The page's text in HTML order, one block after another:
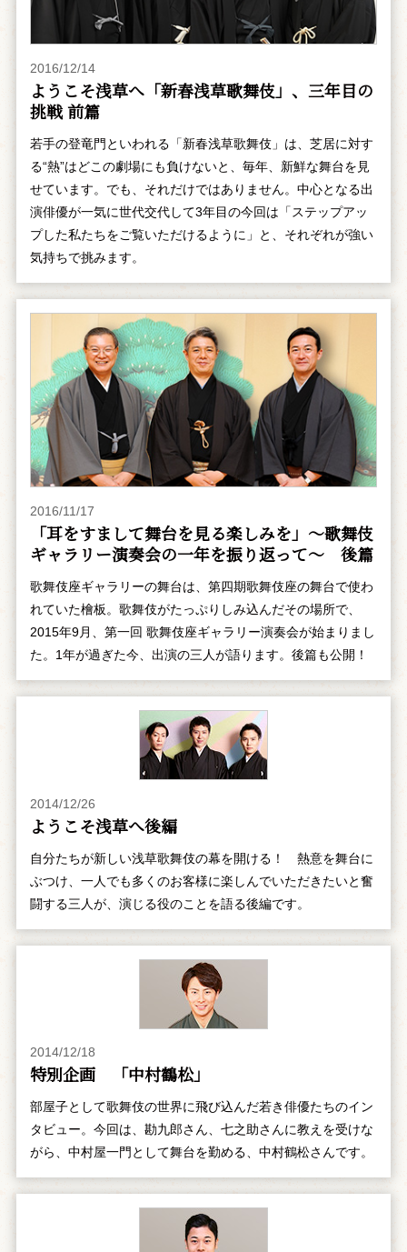
2016/12/14
ようこそ浅草へ「新春浅草歌舞伎」、三年目の
挑戦 前篇
若手の登竜門といわれる「新春浅草歌舞伎」は、芝居に対す
る“熱”はどこの劇場にも負けないと、毎年、新鮮な舞台を見
せています。でも、それだけではありません。中心となる出
演俳優が一気に世代交代して3年目の今回は「ステップアッ
プした私たちをご覧いただけるように」と、それぞれが強い
気持ちで挑みます。
2016/11/17
「耳をすまして舞台を見る楽しみを」～歌舞伎
ギャラリー演奏会の一年を振り返って～ 後篇
歌舞伎座ギャラリーの舞台は、第四期歌舞伎座の舞台で使わ
れていた檜板。歌舞伎がたっぷりしみ込んだその場所で、
2015年9月、第一回 歌舞伎座ギャラリー演奏会が始まりまし
た。1年が過ぎた今、出演の三人が語ります。後篇も公開！
2014/12/26
ようこそ浅草へ――後編
自分たちが新しい浅草歌舞伎の幕を開ける！ 熱意を舞台に
ぶつけ、一人でも多くのお客様に楽しんでいただきたいと奮
闘する三人が、演じる役のことを語る後編です。
2014/12/18
特別企画 「中村鶴松」
部屋子として歌舞伎の世界に飛び込んだ若き俳優たちのイン
タビュー。今回は、勘九郎さん、七之助さんに教えを受けな
がら、中村屋一門として舞台を勤める、中村鶴松さんです。